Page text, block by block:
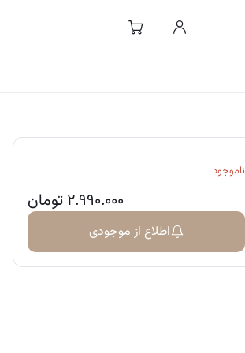
ناموجود
۲.۹۹۰.۰۰۰تومان
اطلاع از موجودی